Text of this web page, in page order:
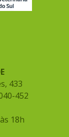
433
452
18h